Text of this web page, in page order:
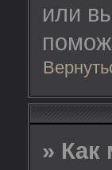
или
» Как